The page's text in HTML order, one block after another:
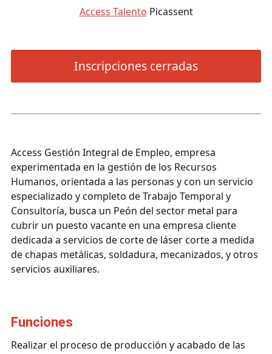
Access Talento Picassent
Inscripciones cerradas
Access Gestión Integral de Empleo, empresa
experimentada en la gestión de los Recursos
Humanos, orientada a las personas y con un servicio
especializado y completo de Trabajo Temporal y
Consultoría, busca un Peón del sector metal para
cubrir un puesto vacante en una empresa cliente
dedicada a servicios de corte de láser corte a medida
de chapas metálicas, soldadura, mecanizados, y otros
servicios auxiliares.
funciones
Realizar el proceso de producción y acabado de las